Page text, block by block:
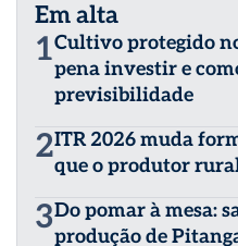
Em alta
1Cultivo protegido
pena investir e
previsibilidade
2ITR 2026 muda
que o produtor
3Do pomar à mesa:
produção de